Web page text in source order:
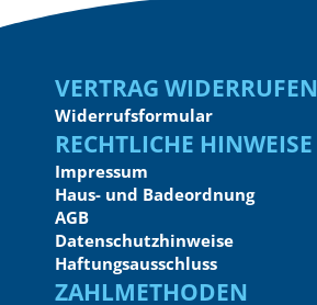
Vertrag widerrufen
Widerrufsformular
Rechtliche Hinweise
Impressum
Haus- und Badeordnung
AGB
Datenschutzhinweise
Haftungsausschluss
Zahlmethoden